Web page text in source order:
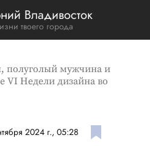
Владивосток
твоего города
полуголый мужчина и
VI Недели дизайна во
2024 г., 05:28